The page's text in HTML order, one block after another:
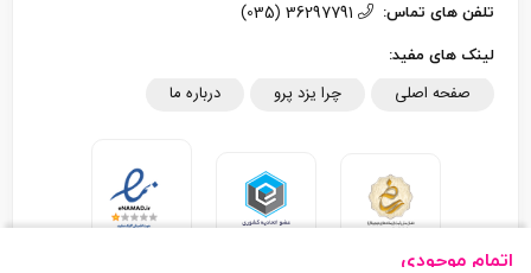
اتمام موجودی
تلفن های تماس:
لینک های مفید:
صفحه اصلی چرا یزد پرو درباره ما